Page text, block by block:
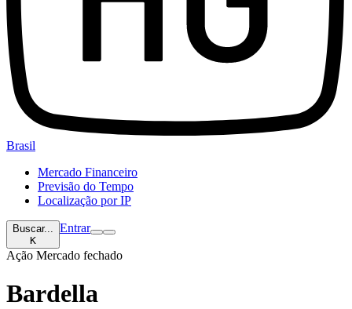
Brasil
Mercado Financeiro
Previsão do Tempo
Localização por IP
Buscar...
K
Entrar
Ação Mercado fechado
Bardella